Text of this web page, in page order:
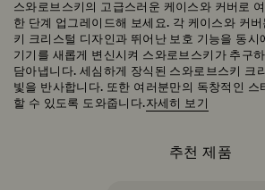
스와로브스키의 고급스러운 케이스와 커버로
한 단계 업그레이드해 보세요. 각 케이스와 커
키 크리스털 디자인과 뛰어난 보호 기능을 동시
기기를 새롭게 변신시켜 스와로브스키가 추구
담아냅니다. 세심하게 장식된 스와로브스키 크
빛을 반사합니다. 또한 여러분만의 독창적인 스
할 수 있도록 도와줍니다.자세히 보기
추천 제품